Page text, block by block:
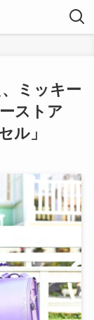
ミッキー
ストア
ル」